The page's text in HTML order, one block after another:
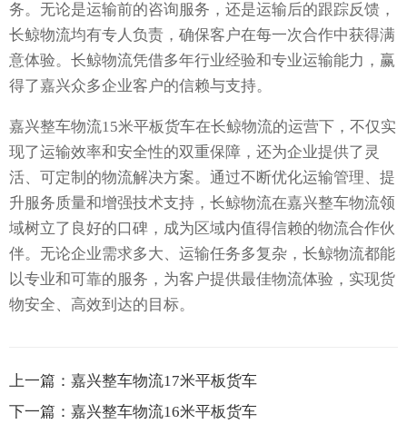
务。无论是运输前的咨询服务，还是运输后的跟踪反馈，
长鲸物流均有专人负责，确保客户在每一次合作中获得满
意体验。长鲸物流凭借多年行业经验和专业运输能力，赢
得了嘉兴众多企业客户的信赖与支持。
嘉兴整车物流15米平板货车在长鲸物流的运营下，不仅实
现了运输效率和安全性的双重保障，还为企业提供了灵
活、可定制的物流解决方案。通过不断优化运输管理、提
升服务质量和增强技术支持，长鲸物流在嘉兴整车物流领
域树立了良好的口碑，成为区域内值得信赖的物流合作伙
伴。无论企业需求多大、运输任务多复杂，长鲸物流都能
以专业和可靠的服务，为客户提供最佳物流体验，实现货
物安全、高效到达的目标。
上一篇： 嘉兴整车物流17米平板货车
下一篇： 嘉兴整车物流16米平板货车